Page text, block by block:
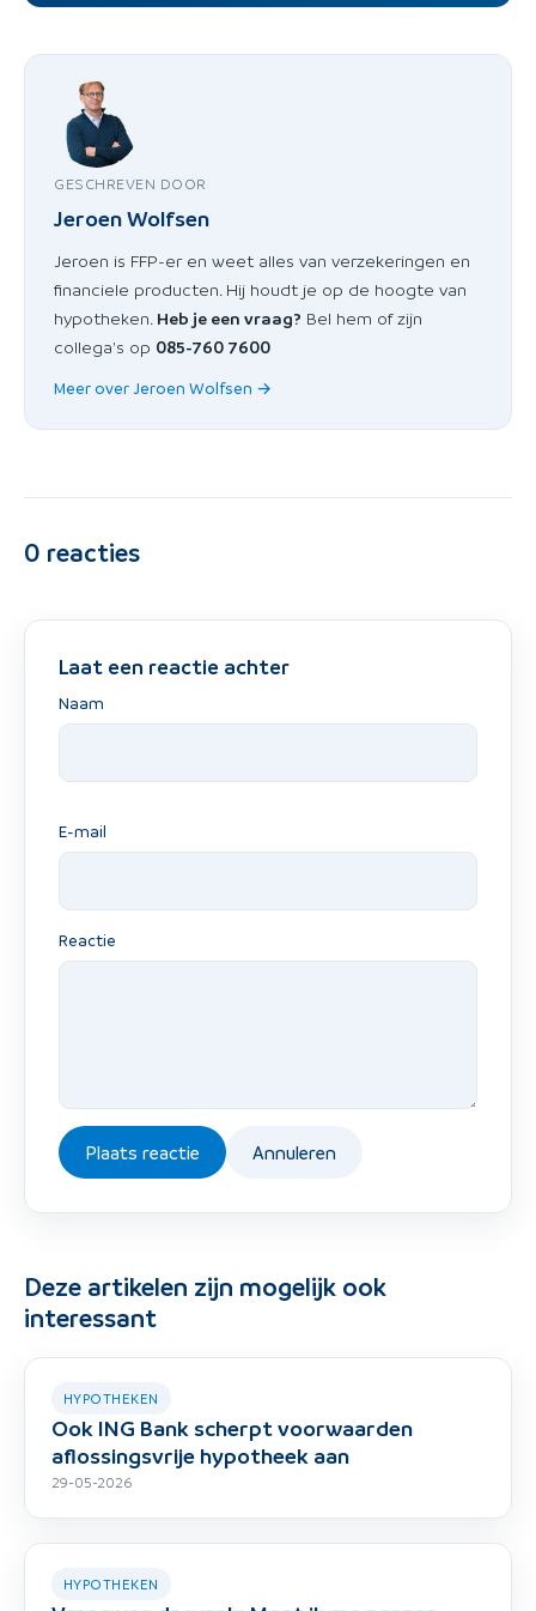
GESCHREVEN DOOR
Jeroen Wolfsen
Jeroen is FFP-er en weet alles van verzekeringen en
financiele producten. Hij houdt je op de hoogte van
hypotheken. Heb je een vraag? Bel hem of zijn
collega's op 085-760 7600
Meer over Jeroen Wolfsen →
0 reacties
Laat een reactie achter
Naam
E-mail
Reactie
Plaats reactie Annuleren
Deze artikelen zijn mogelijk ook
interessant
HYPOTHEKEN
Ook ING Bank scherpt voorwaarden
aflossingsvrije hypotheek aan
29-05-2026
HYPOTHEKEN